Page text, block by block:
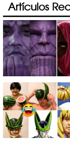
Artículos